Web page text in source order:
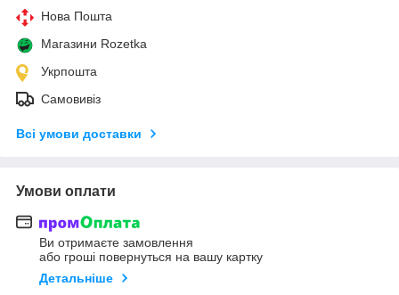
Нова Пошта
Магазини Rozetka
Укрпошта
Самовивіз
Всі умови доставки
Умови оплати
Ви отримаєте замовлення
або гроші повернуться на вашу картку
Детальніше